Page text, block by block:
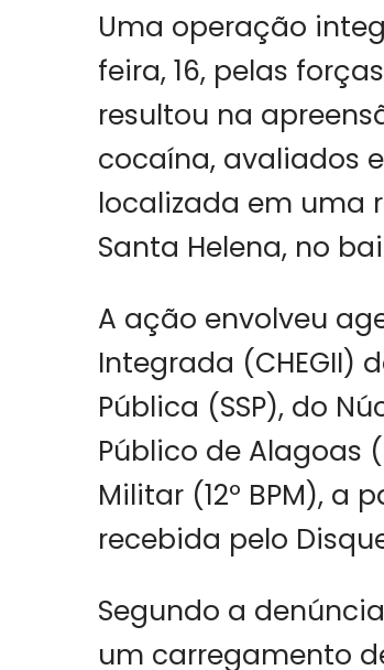
Uma operação
feira, 16, pelas
resultou na
cocaína, avaliados
localizada em uma
Santa Helena, no
A ação envolveu
Integrada (CHEGII)
Pública (SSP), do
Público de Alagoas
Militar (12º BPM),
recebida pelo
Segundo a
um carregamento